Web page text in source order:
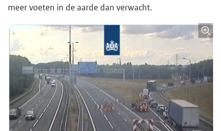
meer voeten in de aarde dan verwacht.